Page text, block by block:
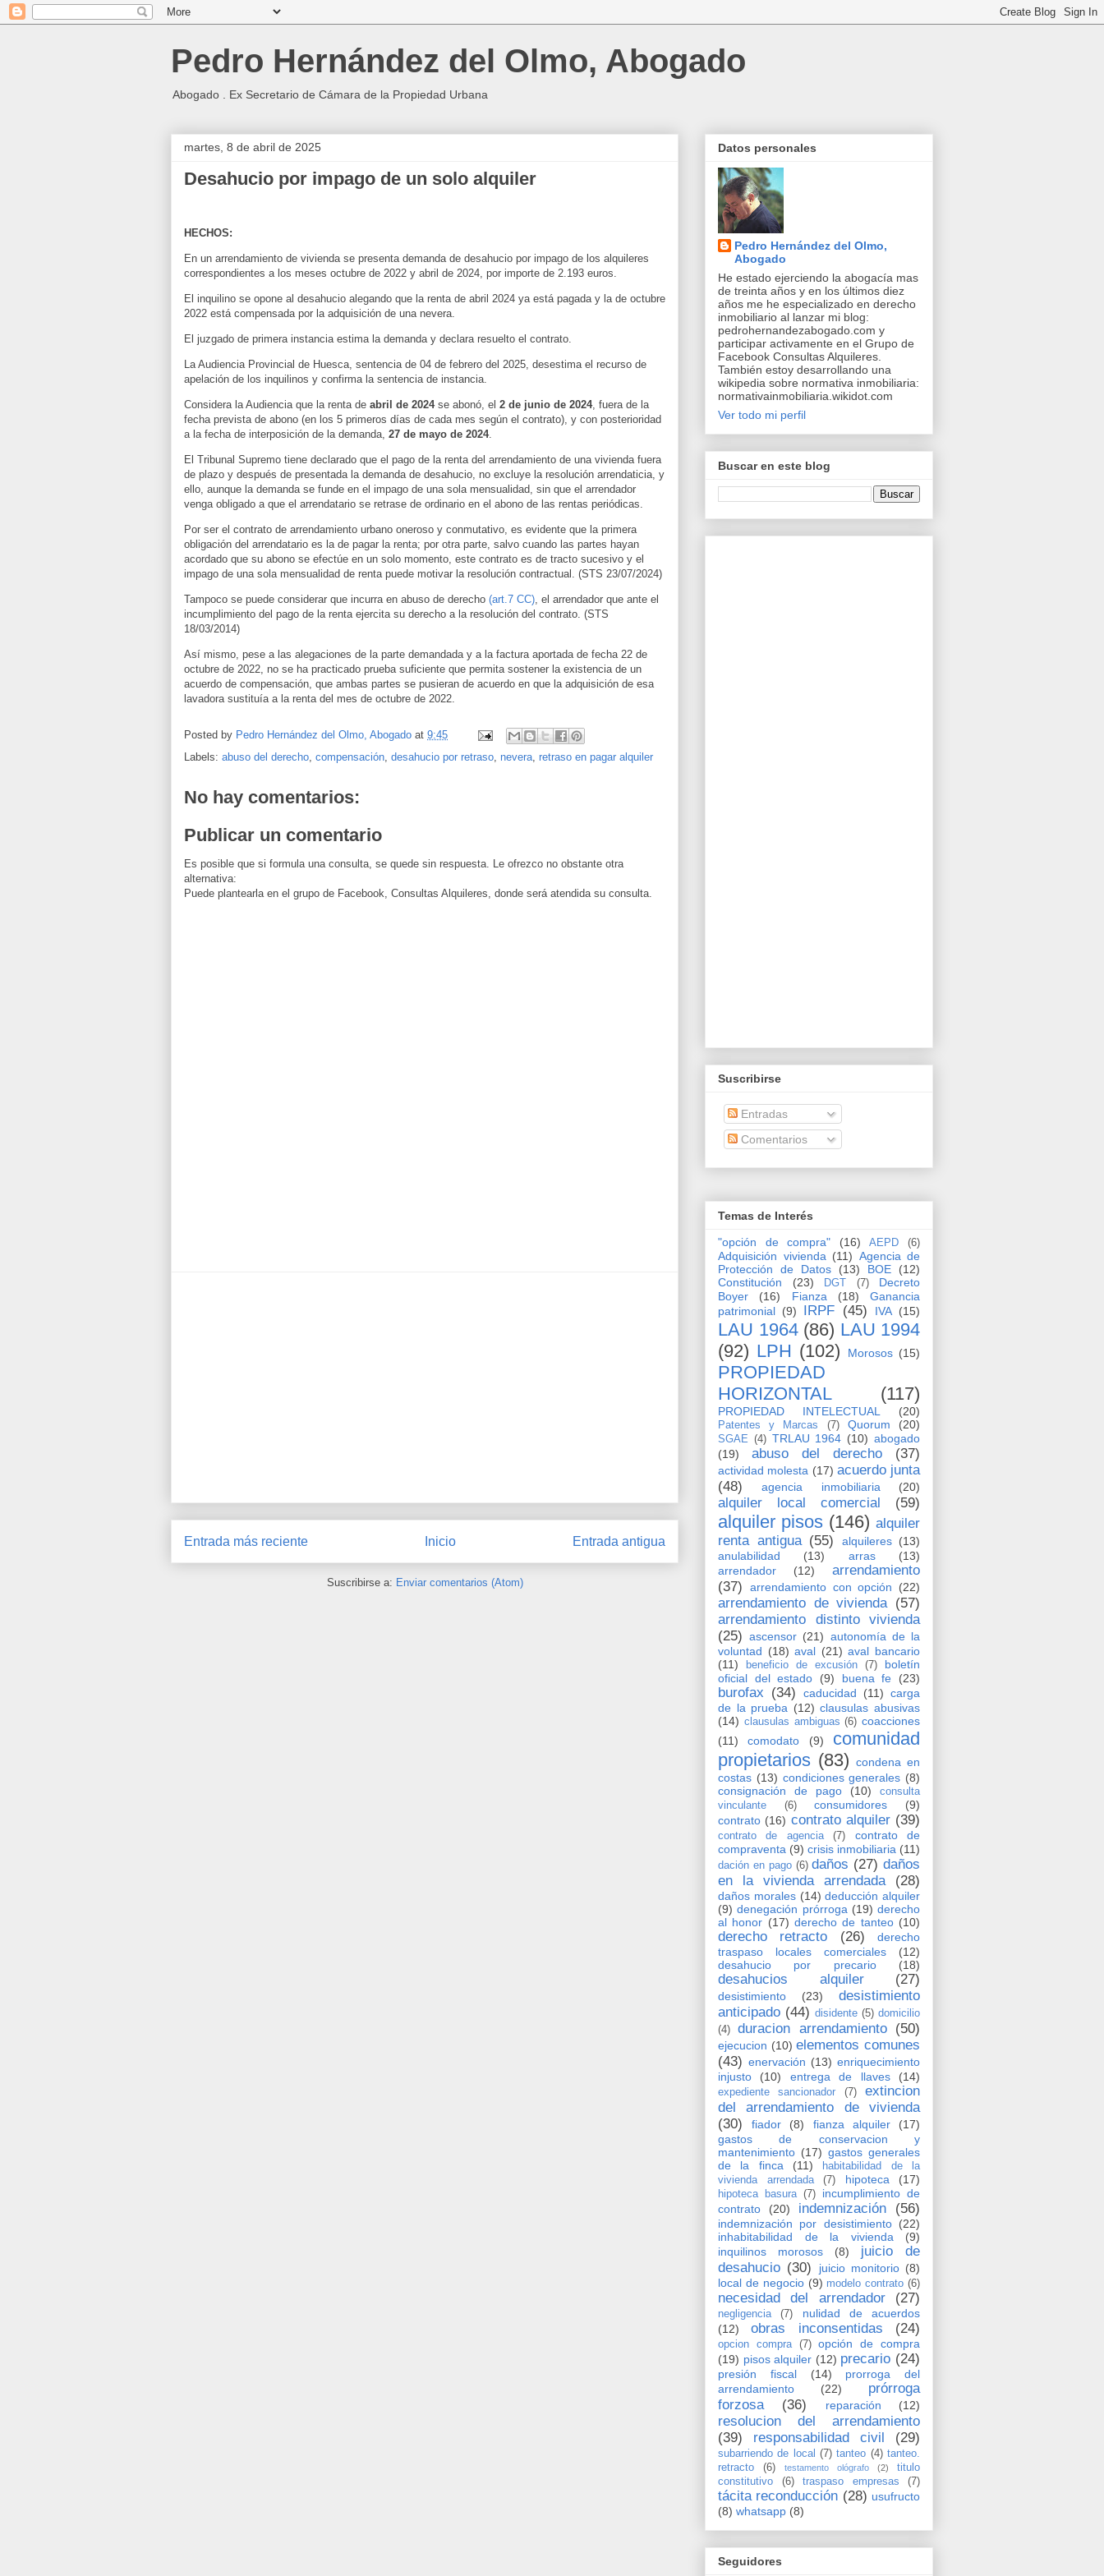
Pedro Hernández del Olmo, Abogado
Abogado . Ex Secretario de Cámara de la Propiedad Urbana
martes, 8 de abril de 2025
Desahucio por impago de un solo alquiler
HECHOS:
En un arrendamiento de vivienda se presenta demanda de desahucio por impago de los alquileres
correspondientes a los meses octubre de 2022 y abril de 2024, por importe de 2.193 euros.
El inquilino se opone al desahucio alegando que la renta de abril 2024 ya está pagada y la de octubre
2022 está compensada por la adquisición de una nevera.
El juzgado de primera instancia estima la demanda y declara resuelto el contrato.
La Audiencia Provincial de Huesca, sentencia de 04 de febrero del 2025, desestima el recurso de
apelación de los inquilinos y confirma la sentencia de instancia.
Considera la Audiencia que la renta de abril de 2024se abonó, el 2 de junio de 2024, fuera de la
fecha prevista de abono (en los 5 primeros días de cada mes según el contrato), y con posterioridad
a la fecha de interposición de la demanda, 27 de mayo de 2024.
El Tribunal Supremo tiene declarado que el pago de la renta del arrendamiento de una vivienda fuera
de plazo y después de presentada la demanda de desahucio, no excluye la resolución arrendaticia, y
ello, aunque la demanda se funde en el impago de una sola mensualidad, sin que el arrendador
venga obligado a que el arrendatario se retrase de ordinario en el abono de las rentas periódicas.
Por ser el contrato de arrendamiento urbano oneroso y conmutativo, es evidente que la primera
obligación del arrendatario es la de pagar la renta; por otra parte, salvo cuando las partes hayan
acordado que su abono se efectúe en un solo momento, este contrato es de tracto sucesivo y el
impago de una sola mensualidad de renta puede motivar la resolución contractual. (STS 23/07/2024)
Tampoco se puede considerar que incurra en abuso de derecho (art.7 CC), el arrendador que ante el
incumplimiento del pago de la renta ejercita su derecho a la resolución del contrato. (STS
18/03/2014)
Así mismo, pese a las alegaciones de la parte demandada y a la factura aportada de fecha 22 de
octubre de 2022, no se ha practicado prueba suficiente que permita sostener la existencia de un
acuerdo de compensación, que ambas partes se pusieran de acuerdo en que la adquisición de esa
lavadora sustituía a la renta del mes de octubre de 2022.
Posted by Pedro Hernández del Olmo, Abogado at 9:45
Labels: abuso del derecho, compensación, desahucio por retraso, nevera, retraso en pagar alquiler
No hay comentarios:
Publicar un comentario
Es posible que si formula una consulta, se quede sin respuesta. Le ofrezco no obstante otra
alternativa:
Puede plantearla en el grupo de Facebook, Consultas Alquileres, donde será atendida su consulta.
Entrada más reciente Entrada antigua
Inicio
Suscribirse a: Enviar comentarios (Atom)
Datos personales
Pedro Hernández del Olmo,
Abogado
He estado ejerciendo la abogacía mas
de treinta años y en los últimos diez
años me he especializado en derecho
inmobiliario al lanzar mi blog:
pedrohernandezabogado.com y
participar activamente en el Grupo de
Facebook Consultas Alquileres.
También estoy desarrollando una
wikipedia sobre normativa inmobiliaria:
normativainmobiliaria.wikidot.com
Ver todo mi perfil
Buscar en este blog
Suscribirse
Entradas
Comentarios
Temas de Interés
"opción de compra"
(16) AEPD (6)
Adquisición vivienda (11) Agencia de
Protección de Datos
(13) BOE
(12)
Constitución
(23) DGT (7)
Decreto
Boyer
(16) Fianza (18)
Ganancia
patrimonial (9) IRPF (45) IVA (15)
LAU 1964 (86) LAU 1994
(92) LPH (102) Morosos (15)
PROPIEDAD
HORIZONTAL
(117)
PROPIEDAD INTELECTUAL (20)
Patentes y Marcas (7) Quorum (20)
SGAE (4) TRLAU 1964 (10) abogado
(19)
abuso del derecho (37)
actividad molesta (17) acuerdo junta
(48)
agencia inmobiliaria (20)
alquiler local comercial (59)
alquiler pisos (146) alquiler
renta antigua (55) alquileres (13)
anulabilidad
(13) arras
(13)
arrendador
(12)
arrendamiento
(37)
arrendamiento con opción (22)
arrendamiento de vivienda (57)
arrendamiento distinto vivienda
(25) ascensor (21) autonomía de la
voluntad (18) aval (21) aval bancario
(11)
beneficio de excusión (7)
boletín
oficial del estado
(9) buena fe (23)
burofax (34) caducidad (11) carga
de la prueba (12) clausulas abusivas
(14) clausulas ambiguas (6) coacciones
(11)
comodato (9)
comunidad
propietarios (83) condena en
costas (13) condiciones generales (8)
consignación de pago
(10)
consulta
vinculante
(6) consumidores
(9)
contrato (16) contrato alquiler (39)
contrato de agencia (7)
contrato de
compraventa (9) crisis inmobiliaria (11)
dación en pago (6) daños (27) daños
en la vivienda arrendada
(28)
daños morales (14) deducción alquiler
(9) denegación prórroga (19) derecho
al honor (17) derecho de tanteo (10)
derecho retracto (26)
derecho
traspaso locales comerciales
(12)
desahucio por precario
(18)
desahucios alquiler (27)
desistimiento (23)
desistimiento
anticipado (44) disidente (5) domicilio
(4)
duracion arrendamiento (50)
ejecucion (10) elementos comunes
(43) enervación (13) enriquecimiento
injusto
(10) entrega de llaves (14)
expediente sancionador (7)
extincion
del arrendamiento de vivienda
(30)
fiador (8) fianza alquiler
(17)
gastos de conservacion y
mantenimiento (17) gastos generales
de la finca
(11)
habitabilidad de la
vivienda arrendada
(7) hipoteca (17)
hipoteca basura (7)
incumplimiento de
contrato
(20) indemnización (56)
indemnización por desistimiento (22)
inhabitabilidad de la vivienda
(9)
inquilinos morosos
(8)
juicio de
desahucio (30) juicio monitorio (8)
local de negocio (9) modelo contrato (6)
necesidad del arrendador (27)
negligencia (7)
nulidad de acuerdos
(12)
obras inconsentidas (24)
opcion compra (7)
opción de compra
(19) pisos alquiler (12) precario (24)
presión fiscal (14)
prorroga del
arrendamiento
(22)
prórroga
forzosa
(36) reparación (12)
resolucion del arrendamiento
(39)
responsabilidad civil (29)
subarriendo de local (7) tanteo (4) tanteo.
retracto
(6) testamento ológrafo (2)
titulo
constitutivo
(6) traspaso empresas (7)
tácita reconducción (28) usufructo
(8) whatsapp (8)
Seguidores